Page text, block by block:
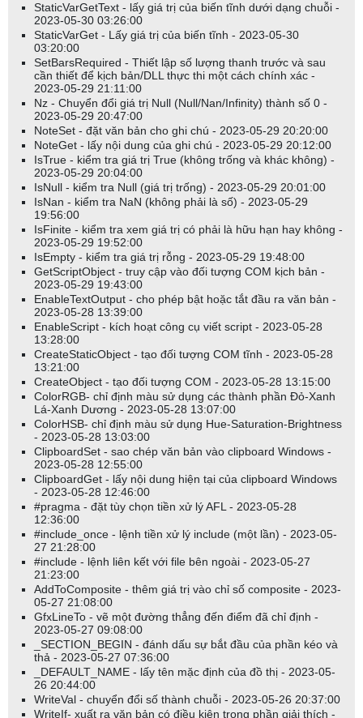
StaticVarGetText - lấy giá trị của biến tĩnh dưới dạng chuỗi -
2023-05-30 03:26:00
StaticVarGet - Lấy giá trị của biến tĩnh - 2023-05-30
03:20:00
SetBarsRequired - Thiết lập số lượng thanh trước và sau
cần thiết để kịch bản/DLL thực thi một cách chính xác -
2023-05-29 21:11:00
Nz - Chuyển đổi giá trị Null (Null/Nan/Infinity) thành số 0 -
2023-05-29 20:47:00
NoteSet - đặt văn bản cho ghi chú - 2023-05-29 20:20:00
NoteGet - lấy nội dung của ghi chú - 2023-05-29 20:12:00
IsTrue - kiểm tra giá trị True (không trống và khác không) -
2023-05-29 20:04:00
IsNull - kiểm tra Null (giá trị trống) - 2023-05-29 20:01:00
IsNan - kiểm tra NaN (không phải là số) - 2023-05-29
19:56:00
IsFinite - kiểm tra xem giá trị có phải là hữu hạn hay không -
2023-05-29 19:52:00
IsEmpty - kiểm tra giá trị rỗng - 2023-05-29 19:48:00
GetScriptObject - truy cập vào đối tượng COM kịch bản -
2023-05-29 19:43:00
EnableTextOutput - cho phép bật hoặc tắt đầu ra văn bản -
2023-05-28 13:39:00
EnableScript - kích hoạt công cụ viết script - 2023-05-28
13:28:00
CreateStaticObject - tạo đối tượng COM tĩnh - 2023-05-28
13:21:00
CreateObject - tạo đối tượng COM - 2023-05-28 13:15:00
ColorRGB- chỉ định màu sử dụng các thành phần Đỏ-Xanh
Lá-Xanh Dương - 2023-05-28 13:07:00
ColorHSB- chỉ định màu sử dụng Hue-Saturation-Brightness
- 2023-05-28 13:03:00
ClipboardSet - sao chép văn bản vào clipboard Windows -
2023-05-28 12:55:00
ClipboardGet - lấy nội dung hiện tại của clipboard Windows
- 2023-05-28 12:46:00
#pragma - đặt tùy chọn tiền xử lý AFL - 2023-05-28
12:36:00
#include_once - lệnh tiền xử lý include (một lần) - 2023-05-
27 21:28:00
#include - lệnh liên kết với file bên ngoài - 2023-05-27
21:23:00
AddToComposite - thêm giá trị vào chỉ số composite - 2023-
05-27 21:08:00
GfxLineTo - vẽ một đường thẳng đến điểm đã chỉ định -
2023-05-27 09:08:00
_SECTION_BEGIN - đánh dấu sự bắt đầu của phần kéo và
thả - 2023-05-27 07:36:00
_DEFAULT_NAME - lấy tên mặc định của đồ thị - 2023-05-
26 20:44:00
WriteVal - chuyển đổi số thành chuỗi - 2023-05-26 20:37:00
WriteIf- xuất ra văn bản có điều kiện trong phần giải thích -